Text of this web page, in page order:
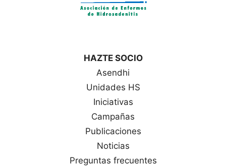
HAZTE SOCIO
Asendhi
Unidades HS
Iniciativas
Campañas
Publicaciones
Noticias
Preguntas frecuentes